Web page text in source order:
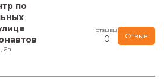
по
6в
ОТЗЫВЫ
0 Отзыв